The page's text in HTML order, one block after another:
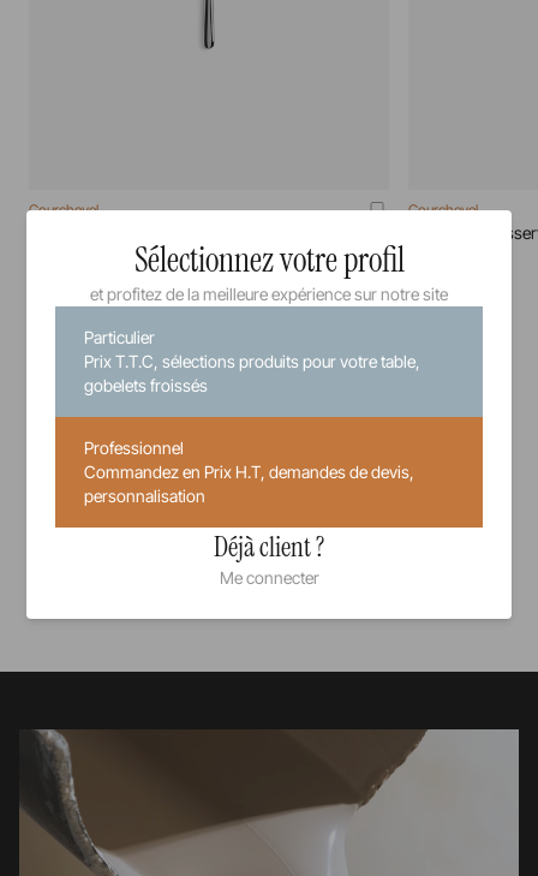
Courchevel
7,34 €
Prix unitaire TTC
Courchevel
Couteau A
20 cm
Voir tous nos produits
Sélectionnez votre profil
et profitez de la meilleure expérience sur notre site
Particulier
Prix T.T.C, sélections produits pour votre table,
gobelets froissés
Professionnel
Commandez en Prix H.T, demandes de devis,
personnalisation
Déjà client ?
Me connecter